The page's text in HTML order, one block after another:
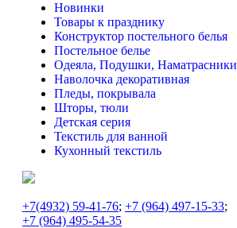
Новинки
Товары к празднику
Конструктор постельного белья
Постельное белье
Одеяла, Подушки, Наматрасники
Наволочка декоративная
Пледы, покрывала
Шторы, тюли
Детская серия
Текстиль для ванной
Кухонный текстиль
+7(4932) 59-41-76; +7 (964) 497-15-33;
+7 (964) 495-54-35